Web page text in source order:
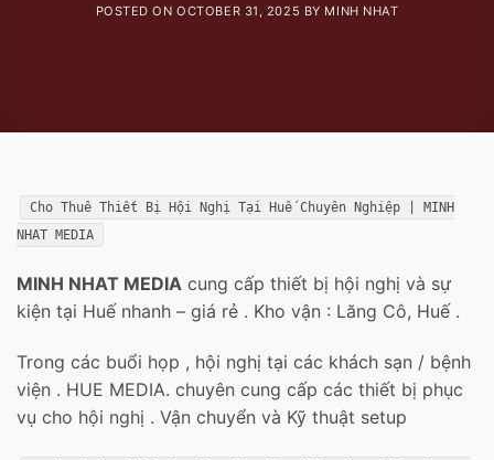
POSTED ONOCTOBER 31, 2025 BY MINH NHAT
Cho Thuê Thiết Bị Hội Nghị Tại Huế Chuyên Nghiệp | MINH
NHAT MEDIA
MINH NHAT MEDIA cung cấp thiết bị hội nghị và sự
kiện tại Huế nhanh – giá rẻ . Kho vận : Lăng Cô, Huế .
Trong các buổi họp , hội nghị tại các khách sạn / bệnh
viện . HUE MEDIA. chuyên cung cấp các thiết bị phục
vụ cho hội nghị . Vận chuyển và Kỹ thuật setup